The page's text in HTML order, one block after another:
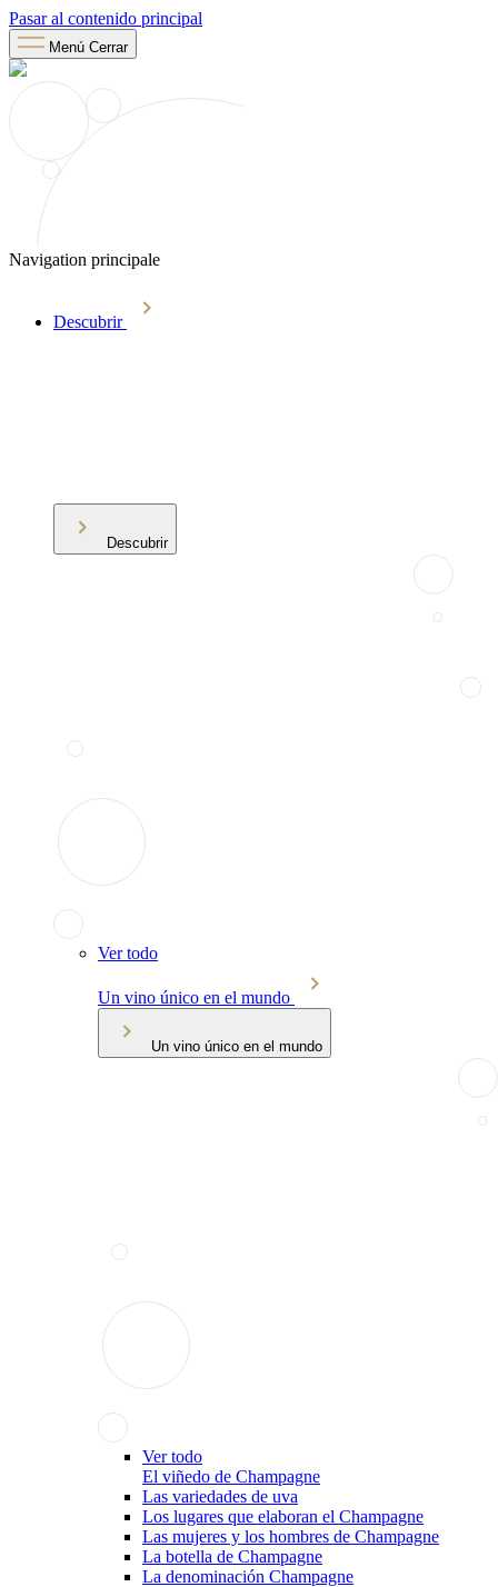
Pasar al contenido principal
Menú Cerrar
Navigation principale
Descubrir
Descubrir
Ver todo
Un vino único en el mundo
Un vino único en el mundo
Ver todo
El viñedo de Champagne
Las variedades de uva
Los lugares que elaboran el Champagne
Las mujeres y los hombres de Champagne
La botella de Champagne
La denominación Champagne